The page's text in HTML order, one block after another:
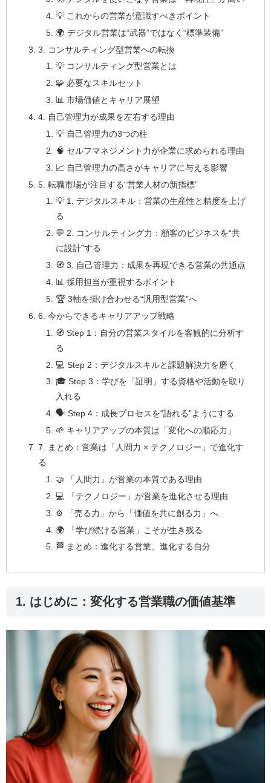
💡 これからの営業が意識すべきポイント
🌍 デジタル営業は“武器”ではなく“標準装備”
3. コンサルティング型営業への転換
💡 コンサルティング型営業とは
🧩 必要なスキルセット
📊 市場価値とキャリア展望
4. 自己管理力が成果を左右する理由
💡 自己管理力の3つの柱
🧠 セルフマネジメント力が企業に求められる理由
📈 自己管理力の高さがキャリアに与える影響
5. 転職市場が注目する“営業人材の新指標”
💡 1. デジタルスキル：営業の生産性と精度を上げ
る
💬 2. コンサルティング力：顧客のビジネスを“共
に設計”する
🧭 3. 自己管理力：成果を再現できる営業の共通点
📊 採用担当が重視するポイント
🏆 3軸を掛け合わせる“汎用型営業”へ
6. 今からできるキャリアアップ戦略
🧭 Step 1：自分の営業スタイルを客観的に分析す
る
💻 Step 2：デジタルスキルと課題解決力を磨く
🎓 Step 3：学びを「証明」する資格や活動を取り
入れる
🗣 Step 4：成長プロセスを“語れる”ようにする
🌱 キャリアアップの本質は「変化への順応力」
7. まとめ：営業は「人間力 × テクノロジー」で進化す
る
🤝 「人間力」が営業の本質である理由
💻 「テクノロジー」が営業を進化させる理由
⚙️ 「売る力」から「価値を共に創る力」へ
🌍 「学び続ける営業」こそが生き残る
🏁 まとめ：進化する営業、進化する自分
1. はじめに：変化する営業職の価値基準